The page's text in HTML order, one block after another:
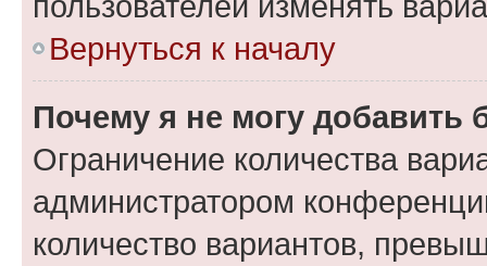
Вернуться к началу
Почему я не могу добавить
Ограничение количества
администратором
количество вариантов,